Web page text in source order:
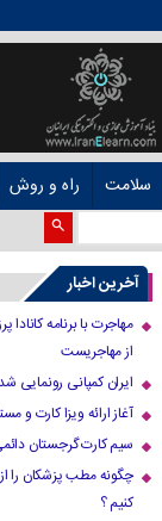
سلامت راه و روش
آخرین اخبار
مهاجرت با برنامه
از مهاجریست
ایران کمپانی رونمایی
آغاز ارائه ویزا کارت و
سیم کارت گرجستان
چگونه مطب پزشکان را
کنیم ؟